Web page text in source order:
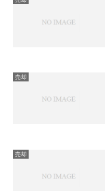
売却
売却